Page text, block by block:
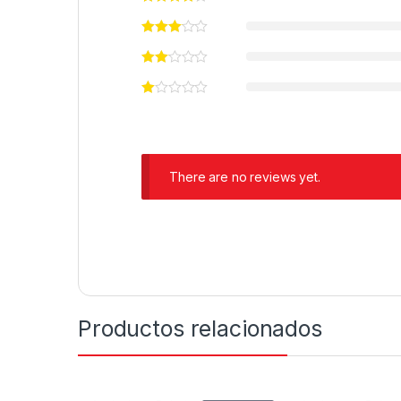
There are no reviews yet.
Productos relacionados